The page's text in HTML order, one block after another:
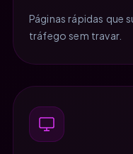
Páginas rápidas que
tráfego sem travar.